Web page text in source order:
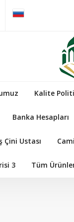
Kalite
Banka Hesapları
Çini Ustası
3 Tüm